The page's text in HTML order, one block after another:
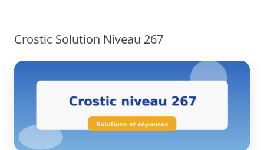
Crostic Solution Niveau 267